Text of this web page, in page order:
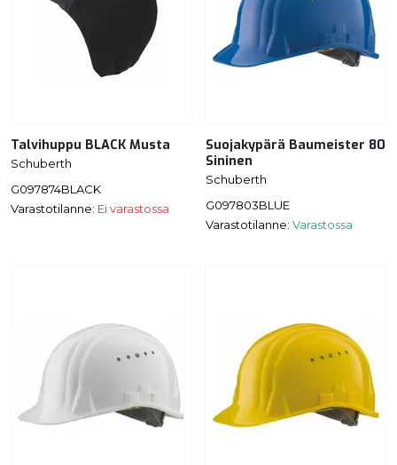
Talvihuppu BLACK Musta
Schuberth
G097874BLACK
Varastotilanne: Ei varastossa
Suojakypärä Baumeister 80
Sininen
Schuberth
G097803BLUE
Varastotilanne: Varastossa